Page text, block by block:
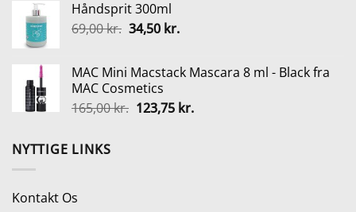
pris
var:
Håndsprit 300ml
69,00kr. Den
var:
69,00 kr..
34,50 kr.Den
er:
MAC Mini Macstack Mascara 8 ml - Black fra
MAC Cosmetics
165,00kr. Den
123,75 kr.Den
NYTTIGE LINKS
Kontakt Os